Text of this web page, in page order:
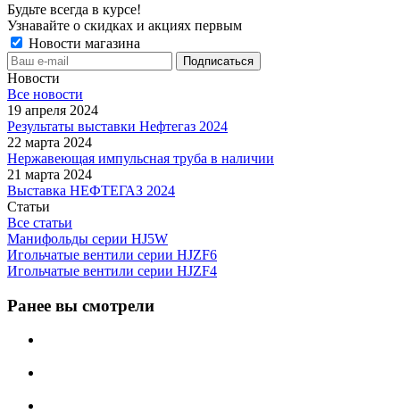
Будьте всегда в курсе!
Узнавайте о скидках и акциях первым
Новости магазина
Новости
Все новости
19 апреля 2024
Результаты выставки Нефтегаз 2024
22 марта 2024
Нержавеющая импульсная труба в наличии
21 марта 2024
Выставка НЕФТЕГАЗ 2024
Статьи
Все статьи
Манифольды серии HJ5W
Игольчатые вентили серии HJZF6
Игольчатые вентили серии HJZF4
Ранее вы смотрели